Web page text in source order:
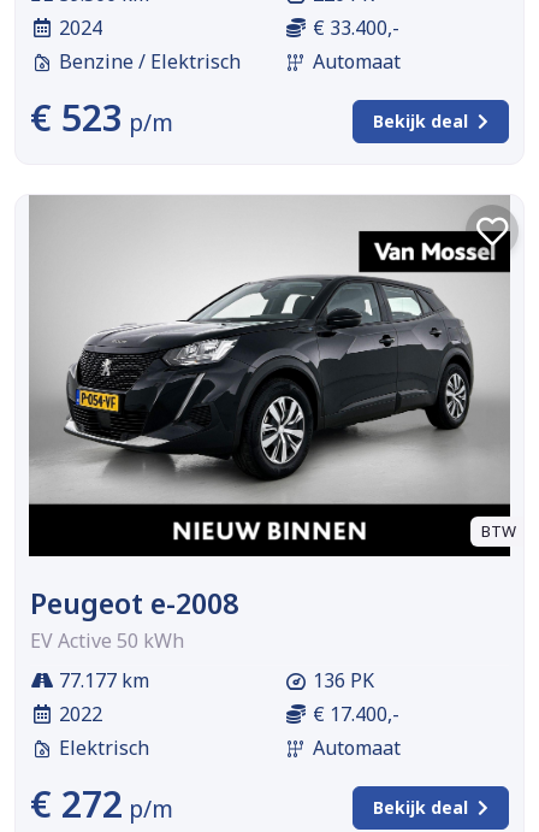
2024
Benzine / Elektrisch
€ 33.400,-
Automaat
€ 523 p/m Bekijk deal
BTW
Peugeot e-2008
EV Active 50 kWh
77.177 km
2022
Elektrisch
136 PK
€ 17.400,-
Automaat
€ 272 p/m Bekijk deal